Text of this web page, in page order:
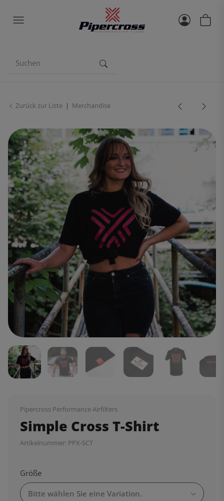
Zurück zur Liste Merchandise
Pipercross Performance Airfilters
Simple Cross T-Shirt
Artikelnummer: PPX-SCT
Größe
Bitte wählen Sie eine Variation.